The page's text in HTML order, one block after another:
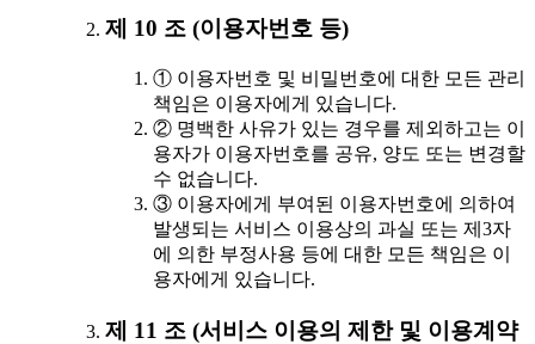
제 10 조 (이용자번호 등)
① 이용자번호 및 비밀번호에 대한 모든 관리
책임은 이용자에게 있습니다.
② 명백한 사유가 있는 경우를 제외하고는 이
용자가 이용자번호를 공유, 양도 또는 변경할
수 없습니다.
③ 이용자에게 부여된 이용자번호에 의하여
발생되는 서비스 이용상의 과실 또는 제3자
에 의한 부정사용 등에 대한 모든 책임은 이
용자에게 있습니다.
제 11 조 (서비스 이용의 제한 및 이용계약